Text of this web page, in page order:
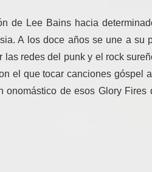
de Lee Bains hacia
A los doce años se une a su
las redes del punk y el rock
el que tocar canciones góspel
onomástico de esos Glory Fires